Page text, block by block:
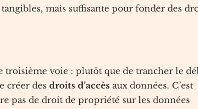
mais suffisante pour fonder des
voie : plutôt que de trancher le
créer des droits d’accès aux données. C’est
pas de droit de propriété sur les données